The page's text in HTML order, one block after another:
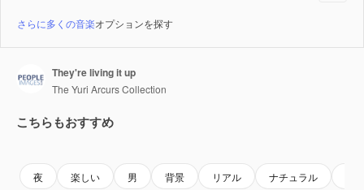
さらに多くの音楽オプションを探す
They're living it up
The Yuri Arcurs Collection
こちらもおすすめ
夜 楽しい 男 背景 リアル ナチュラル